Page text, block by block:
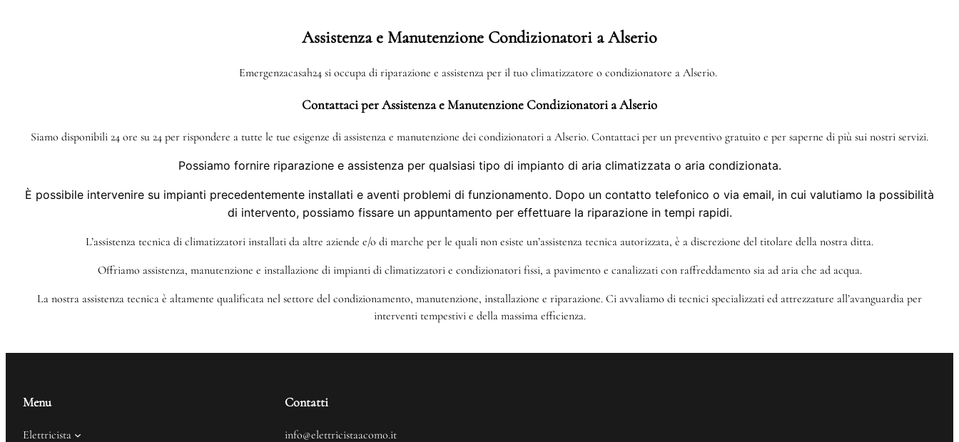
Assistenza e Manutenzione Condizionatori a Alserio
Emergenzacasah24 si occupa di riparazione e assistenza per il tuo climatizzatore o condizionatore a Alserio.
Contattaci per Assistenza e Manutenzione Condizionatori a Alserio
Siamo disponibili 24 ore su 24 per rispondere a tutte le tue esigenze di assistenza e manutenzione dei condizionatori a Alserio. Contattaci per un preventivo gratuito e per saperne di più sui nostri servizi.
Possiamo fornire riparazione e assistenza per qualsiasi tipo di impianto di aria climatizzata o aria condizionata.
È possibile intervenire su impianti precedentemente installati e aventi problemi di funzionamento. Dopo un contatto telefonico o via email, in cui valutiamo la possibilità
di intervento, possiamo fissare un appuntamento per effettuare la riparazione in tempi rapidi.
L’assistenza tecnica di climatizzatori installati da altre aziende e/o di marche per le quali non esiste un’assistenza tecnica autorizzata, è a discrezione del titolare della nostra ditta.
Offriamo assistenza, manutenzione e installazione di impianti di climatizzatori e condizionatori fissi, a pavimento e canalizzati con raffreddamento sia ad aria che ad acqua.
La nostra assistenza tecnica è altamente qualificata nel settore del condizionamento, manutenzione, installazione e riparazione. Ci avvaliamo di tecnici specializzati ed attrezzature all’avanguardia per
interventi tempestivi e della massima efficienza.
Menu
Elettricista
Contatti
info@elettricistaacomo.it